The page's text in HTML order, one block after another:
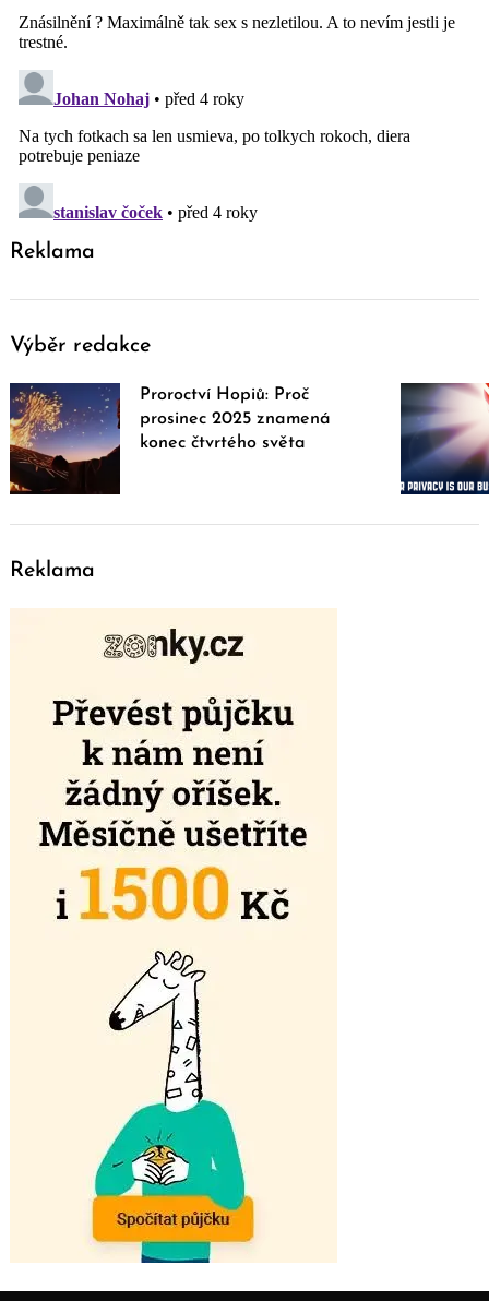
Reklama
Výběr redakce
Proroctví Hopiů: Proč
prosinec 2025 znamená
konec čtvrtého světa
Reklama